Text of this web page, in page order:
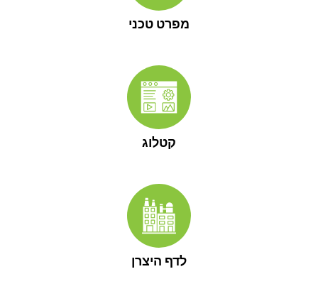
מפרט טכני
לדף היצרן